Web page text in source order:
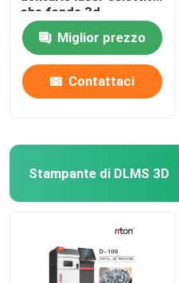
che fonde 3d
stampante Dual 200
Miglior prezzo
Contattaci
Stampante di DLMS 3D